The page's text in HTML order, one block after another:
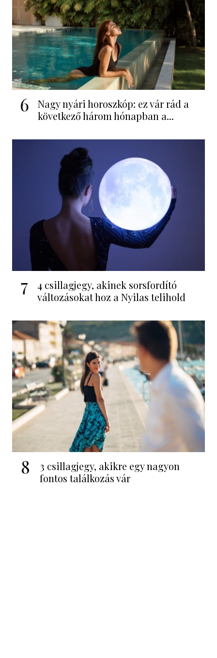
6
Nagy nyári horoszkóp: ez vár rád a
következő három hónapban a...
7
4 csillagjegy, akinek sorsfordító
változásokat hoz a Nyilas telihold
8
3 csillagjegy, akikre egy nagyon
fontos találkozás vár